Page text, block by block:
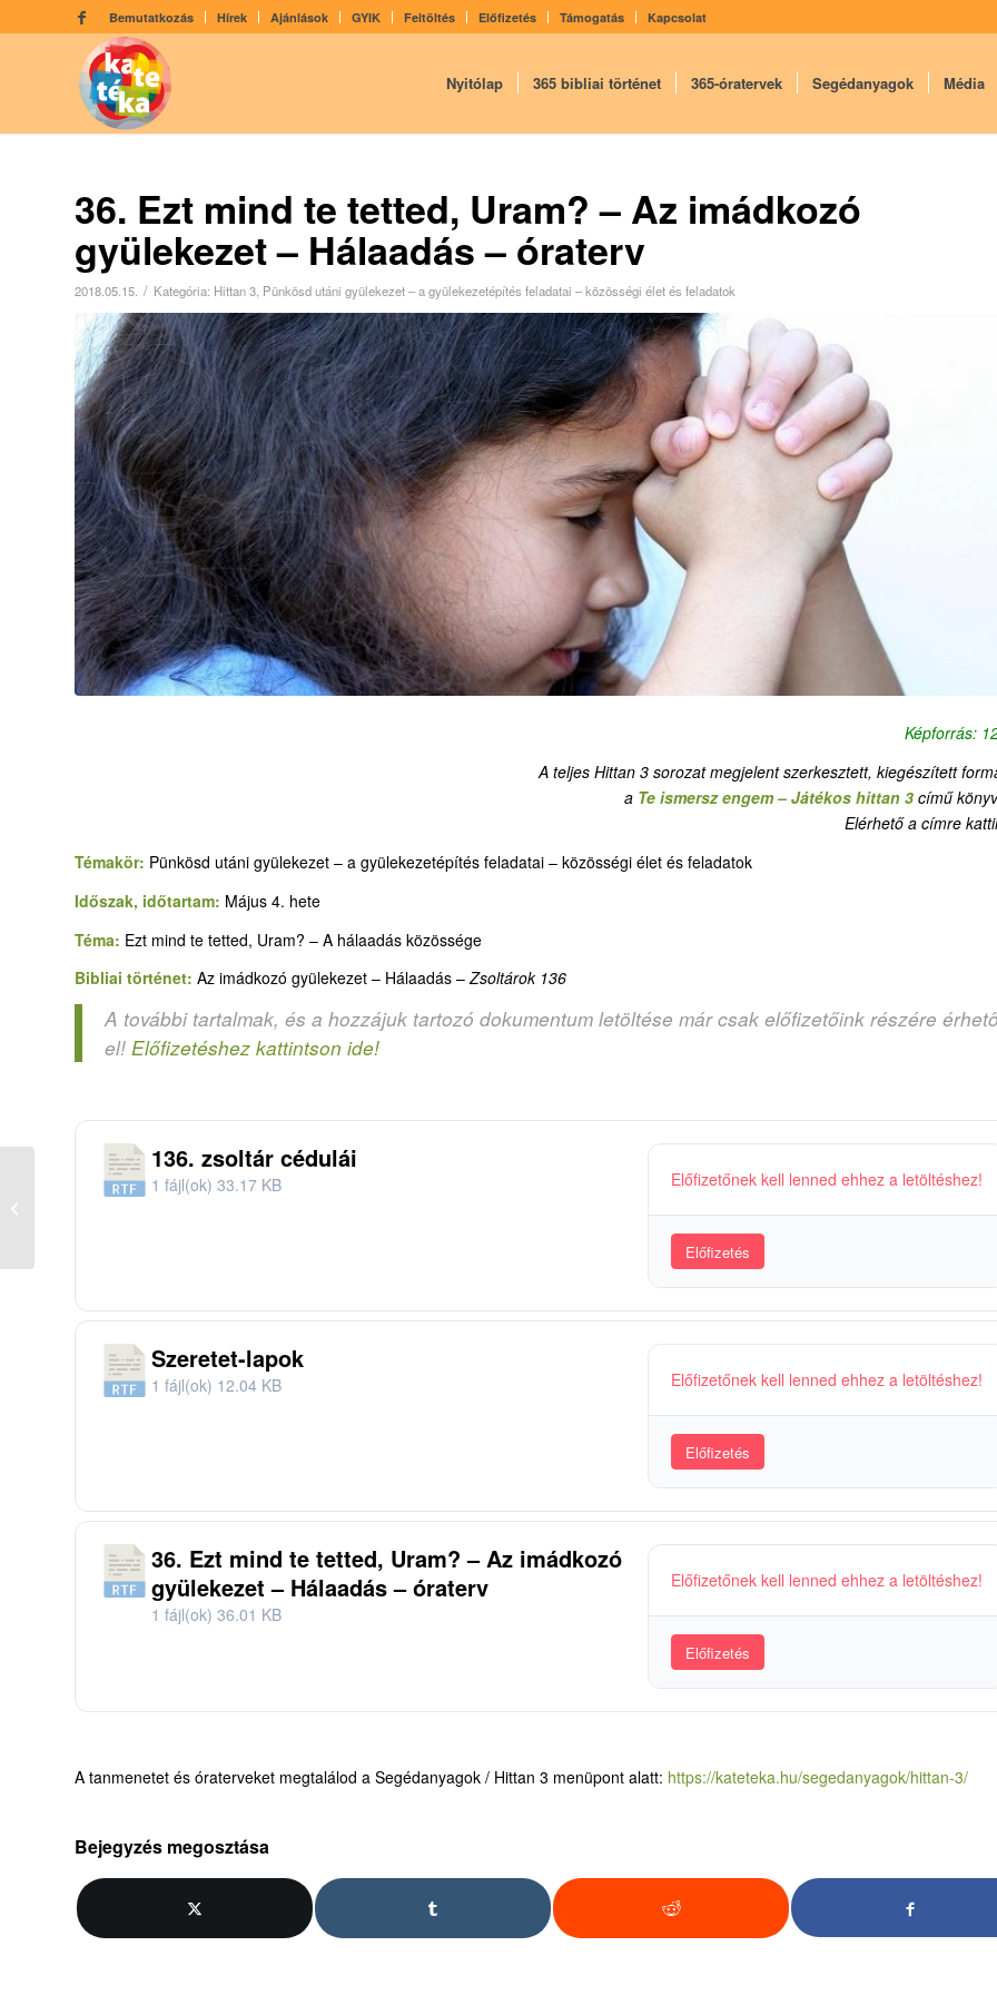
Bemutatkozás Hírek Ajánlások GYIK Feltöltés Előfizetés Támogatás Kapcsolat
Nyitólap 365 bibliai történet 365-óratervek Segédanyagok Média
36. Ezt mind te tetted, Uram? – Az imádkozó
gyülekezet – Hálaadás – óraterv
2018.05.15. / Kategória: Hittan 3 Pünkösd utáni gyülekezet – a gyülekezetépítés feladatai – közösségi élet és feladatok
Képforrás:
A teljes Hittan 3 sorozat megjelent szerkesztett, kiegészített
a Te ismersz engem – Játékos hittan 3című
Elérhető a címre
Témakör: Pünkösd utáni gyülekezet – a gyülekezetépítés feladatai – közösségi élet és feladatok
Időszak, időtartam: Május 4. hete
Téma: Ezt mind te tetted, Uram? – A hálaadás közössége
Bibliai történet: Az imádkozó gyülekezet – Hálaadás –Zsoltárok 136
A további tartalmak, és a hozzájuk tartozó dokumentum letöltése már csak előfizetőink részére
el! Előfizetéshez kattintson ide!
136. zsoltár cédulái
1 fájl(ok) 33.17 KB Előfizetőnek kell lenned ehhez a letöltéshez!
Előfizetés
Szeretet-lapok
1 fájl(ok) 12.04 KB Előfizetőnek kell lenned ehhez a letöltéshez!
Előfizetés
36. Ezt mind te tetted, Uram? – Az imádkozó
gyülekezet – Hálaadás – óraterv
1 fájl(ok) 36.01 KB
Előfizetőnek kell lenned ehhez a letöltéshez!
Előfizetés
A tanmenetet és óraterveket megtalálod a Segédanyagok / Hittan 3 menüpont alatt: https://kateteka.hu/segedanyagok/hittan-3/
Bejegyzés megosztása
Pünkösdig történt –